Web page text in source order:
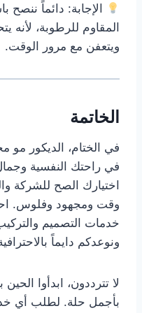
الإجابة: دائماً
المقاوم للرطوبة، لأنه
ويتعفن مع مرور الوقت.
الخاتمة
في الختام، الديكور مو
في راحتك النفسية
اختيارك الصح للشركة
وقت ومجهود وفلوس.
خدمات التصميم
ونوعدكم دايماً
لا تترددون، ابدأوا
بأجمل حلة. لطلب أي